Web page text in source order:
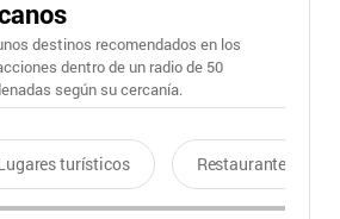
destinos recomendados en los
dentro de un radio de 50
según su cercanía.
turísticos Restaurantes